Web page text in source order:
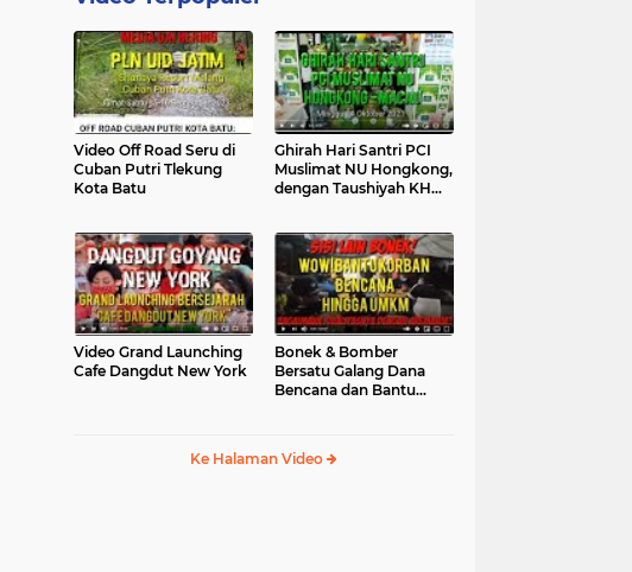
Video Off Road Seru di
Cuban Putri Tlekung
Kota Batu
Ghirah Hari Santri PCI
Muslimat NU Hongkong,
dengan Taushiyah KH
Video Grand Launching
Cafe Dangdut New York
Bonek & Bomber
Bersatu Galang Dana
Bencana dan Bantu
Ke Halaman Video